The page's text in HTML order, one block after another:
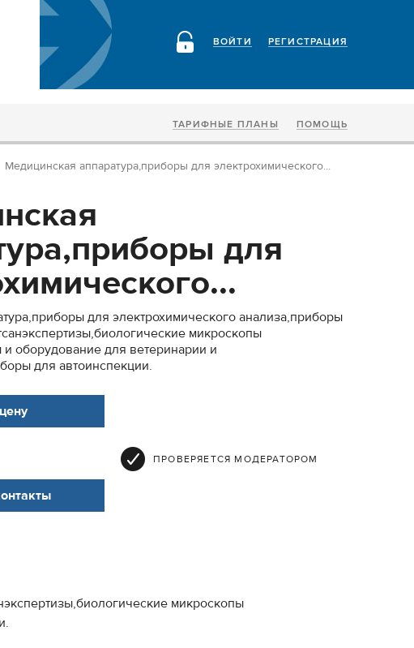
РЕГИСТРАЦИЯ
ВОЙТИ
ТАРИФНЫЕ ПЛАНЫ ПОМОЩЬ
Медицинская аппаратура,приборы для электрохимического...
для
для электрохимического анализа,приборы
микроскопы
оборудование для ветеринарии и
для автоинспекции.
ПРОВЕРЯЕТСЯ МОДЕРАТОРОМ
микроскопы